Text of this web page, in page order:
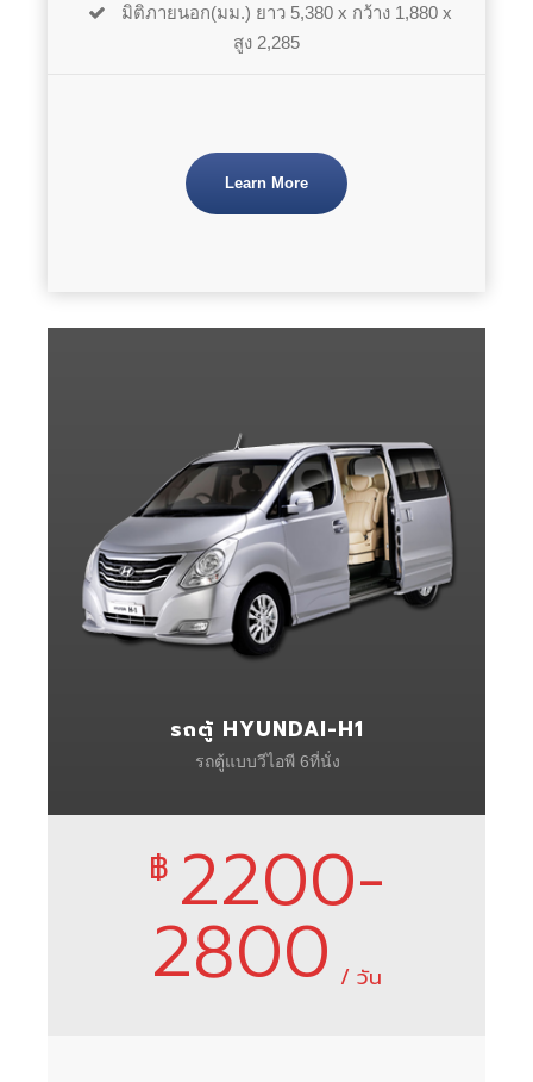
มิติภายนอก(มม.) ยาว 5,380 x กว้าง 1,880 x
สูง 2,285
Learn More
รถตู้ HYUNDAI-H1
รถตู้แบบวีไอพี 6ที่นั่ง
฿ 2200-
2800 / วัน